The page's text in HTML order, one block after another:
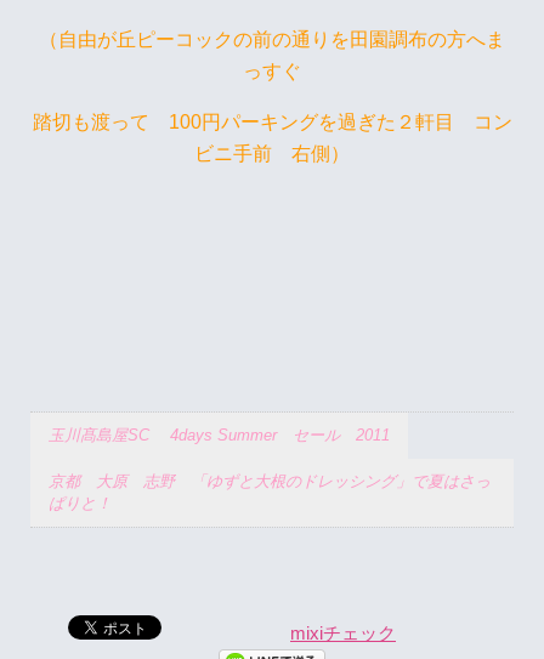
（自由が丘ピーコックの前の通りを田園調布の方へま
っすぐ
踏切も渡って 100円パーキングを過ぎた２軒目 コン
ビニ手前 右側）
玉川髙島屋SC 4days Summer セール 2011
京都 大原 志野 「ゆずと大根のドレッシング」で夏はさっ
ぱりと！
mixiチェック